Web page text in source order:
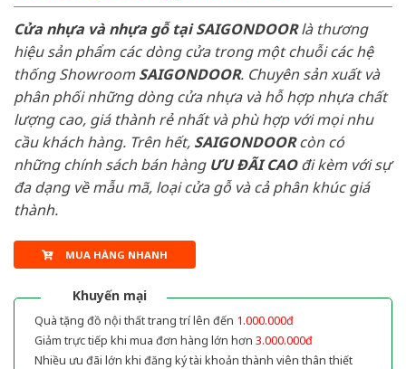
Cửa nhựa và nhựa gỗ tại SAIGONDOORlà thương
hiệu sản phẩm các dòng cửa trong một chuỗi các hệ
thống ShowroomSAIGONDOOR. Chuyên sản xuất và
phân phối những dòng cửa nhựa và hỗ hợp nhựa chất
lượng cao, giá thành rẻ nhất và phù hợp với mọi nhu
cầu khách hàng. Trên hết, SAIGONDOORcòn có
những chính sách bán hàng ƯU ĐÃI CAOđi kèm với sự
đa dạng về mẫu mã, loại cửa gỗ và cả phân khúc giá
thành.
MUA HÀNG NHANH
Khuyến mại
Quà tặng đồ nội thất trang trí lên đến 1.000.000đ
Giảm trực tiếp khi mua đơn hàng lớn hơn 3.000.000đ
Nhiều ưu đãi lớn khi đăng ký tài khoản thành viên thân thiết